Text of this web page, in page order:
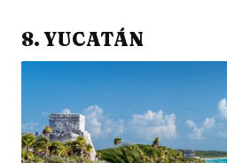
8. YUCATÁN